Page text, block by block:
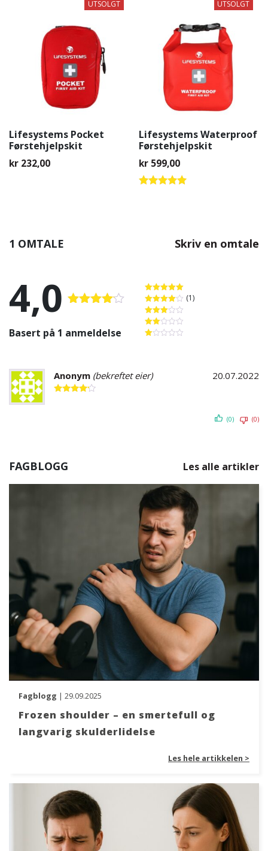
UTSOLGT
Lifesystems Pocket
Førstehjelpskit
kr 232,00
UTSOLGT
Lifesystems Waterproof
Førstehjelpskit
kr599,00
1 OMTALE Skriv en omtale
4,0
Basert på 1 anmeldelse
Vurdert5
av 5
Vurdert4
av 5
(1)
Vurdert
3av 5
Vurdert
Anonym (bekreftet eier) 20.07.2022
(0) (0)
FAGBLOGG Les alle artikler
Fagblogg | 29.09.2025
Frozen shoulder – en smertefull og
langvarig skulderlidelse
Les hele artikkelen >